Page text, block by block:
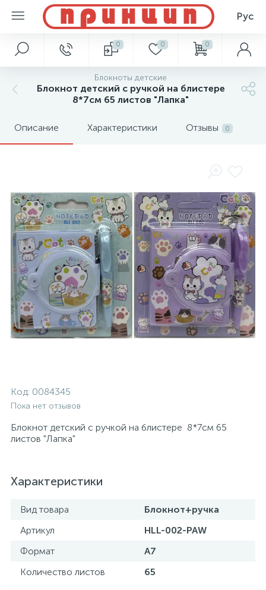
Рус
0 0 0
Блокноты детские
Блокнот детский с ручкой на блистере
8*7см 65 листов "Лапка"
Описание Характеристики Отзывы 0
Код: 0084345
Пока нет отзывов
Блокнот детский с ручкой на блистере 8*7см 65
листов "Лапка"
Характеристики
Вид товара
Блокнот+ручка
Артикул
HLL-002-PAW
Формат
А7
Количество листов
65